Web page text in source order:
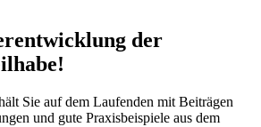
der
Sie auf dem Laufenden mit Beiträgen
und gute Praxisbeispiele aus dem